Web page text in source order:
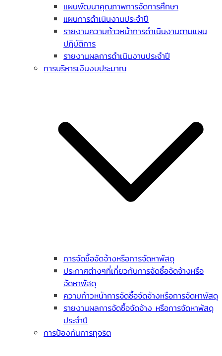
แผนพัฒนาคุณภาพการจัดการศึกษา
แผนการดำเนินงานประจำปี
รายงานความก้าวหน้าการดำเนินงานตามแผน
ปฏิบัติการ
รายงานผลการดำเนินงานประจำปี
การบริหารเงินงบประมาณ
การจัดซื้อจัดจ้างหรือการจัดหาพัสดุ
ประกาศต่างๆที่เกี่ยวกับการจัดซื้อจัดจ้างหรือ
จัดหาพัสดุ
ความก้าวหน้าการจัดซื้อจัดจ้างหรือการจัดหาพัสดุ
รายงานผลการจัดซื้อจัดจ้าง หรือการจัดหาพัสดุ
ประจำปี
การป้องกันการทุจริต